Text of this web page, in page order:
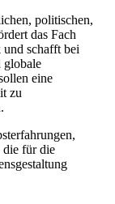
politischen,
das Fach
und schafft bei
globale
eine
zu
die für die